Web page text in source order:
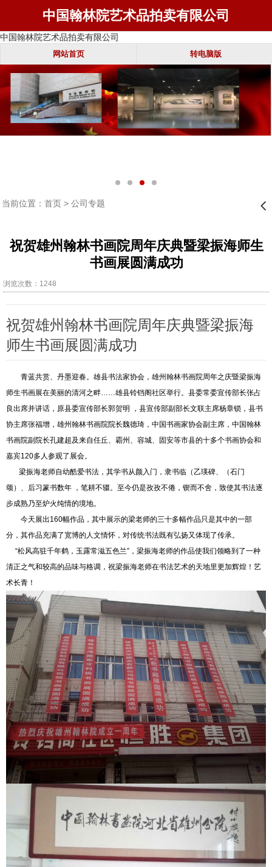
中国翰林院艺术品拍卖有限公司
中国翰林院艺术品拍卖有限公司
网站首页 转电脑版
1 2 3 4
当前位置： 首页> 公司专题 󰊒
祝贺雄州翰林书画院周年庆典暨梁振海师生
书画展圆满成功
浏览次数：1248
祝贺雄州翰林书画院周年庆典暨梁振海
师生书画展圆满成功
青蓝共赏、丹墨迎春。雄县书法家协会，雄州翰林书画院周年之庆暨梁振海
师生书画展在美丽的清河之畔……雄县铃铛阁社区举行。县委常委宣传部长张占
良出席并讲话，原县委宣传部长郭贺明 ，县宣传部副部长文联主席杨章锁，县书
协主席张福增，雄州翰林书画院院长魏德琦，中国书画家协会副主席，中国翰林
书画院副院长孔建超及来自任丘、霸州、容城、固安等市县的十多个书画协会和
嘉宾120多人参观了展会。
梁振海老师自幼酷爱书法，其学书从颜入门，隶书临（乙瑛碑、（石门
颂）、后习篆书数年 ，笔耕不辍。至今仍是孜孜不倦，锲而不舍，致使其书法逐
步成熟乃至炉火纯情的境地。
今天展出160幅作品，其中展示的梁老师的三十多幅作品只是其中的一部
分，其作品充满了宽博的人文情怀，对传统书法既有弘扬又体现了传承。
“松风高驻千年鹤，玉露常滋五色兰”，梁振海老师的作品使我们领略到了一种
清正之气和较高的品味与格调，祝梁振海老师在书法艺术的天地里更加辉煌！艺
术长青！